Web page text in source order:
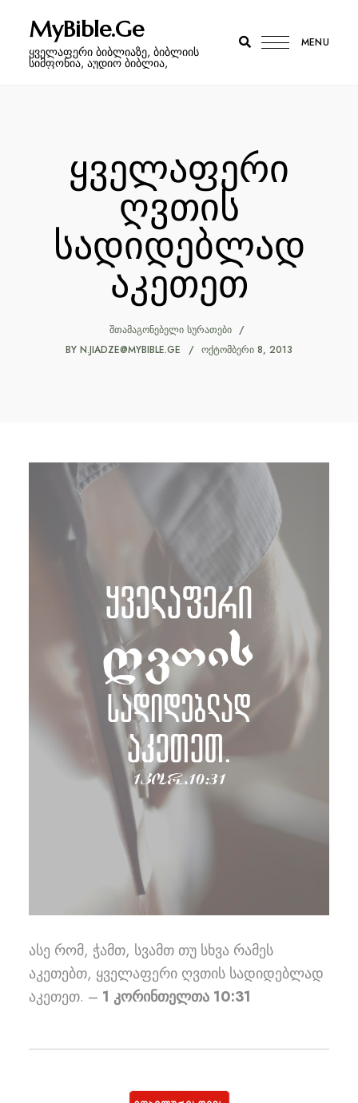
MyBible.Ge
ყველაფერი ბიბლიაზე, ბიბლიის
სიმფონია, აუდიო ბიბლია,
MENU
ყველაფერი
ღვთის
სადიდებლად
აკეთეთ
ᲨᲗᲐᲛᲐᲒᲝᲜᲔᲑᲔᲚᲘ ᲡᲣᲠᲐᲗᲔᲑᲘ
BY N.JIADZE@MYBIBLE.GE ᲝᲥᲢᲝᲛᲑᲔᲠᲘ 8, 2013
ასე რომ, ჭამთ, სვამთ თუ სხვა რამეს
აკეთებთ, ყველაფერი ღვთის სადიდებლად
აკეთეთ. – 1 კორინთელთა 10:31